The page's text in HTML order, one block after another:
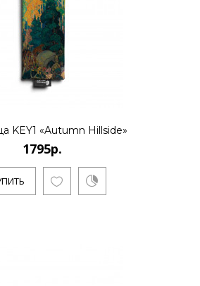
KEY1 «Autumn Hillside»
1795р.